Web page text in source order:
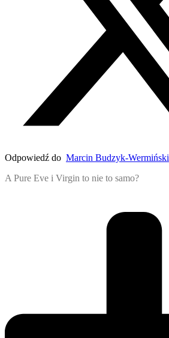
Odpowiedź do Marcin Budzyk-Wermiński
A Pure Eve i Virgin to nie to samo?